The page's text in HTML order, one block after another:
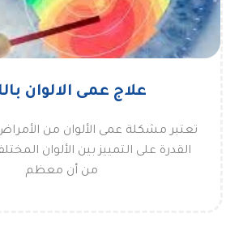
علاج عمى الالوان
تعتبر مشكلة عمى الألوان من
القدرة على التمييز بين الألوان
من أن معظم